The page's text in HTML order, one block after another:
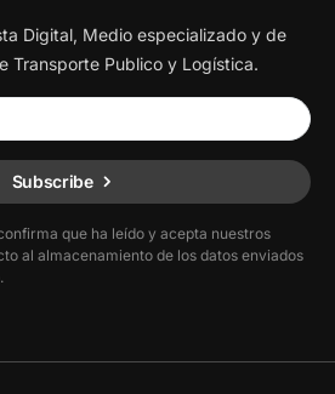
Digital, Medio especializado y de
Transporte Publico y Logística.
Subscribe
que ha leído y acepta nuestros
al almacenamiento de los datos enviados